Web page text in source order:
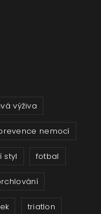
výživa
nemocí
styl fotbal
triatlon